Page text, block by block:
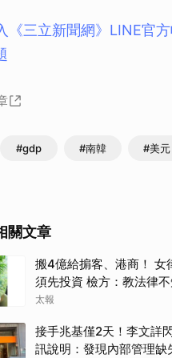
三立新聞網》LINE官
#gdp #南韓 #美元
關文章
搬4億給掮客、港商！ 女
須先投資 檢方：教法律
太報
接手兆基僅2天！李文
訊說明：發現內部管理缺